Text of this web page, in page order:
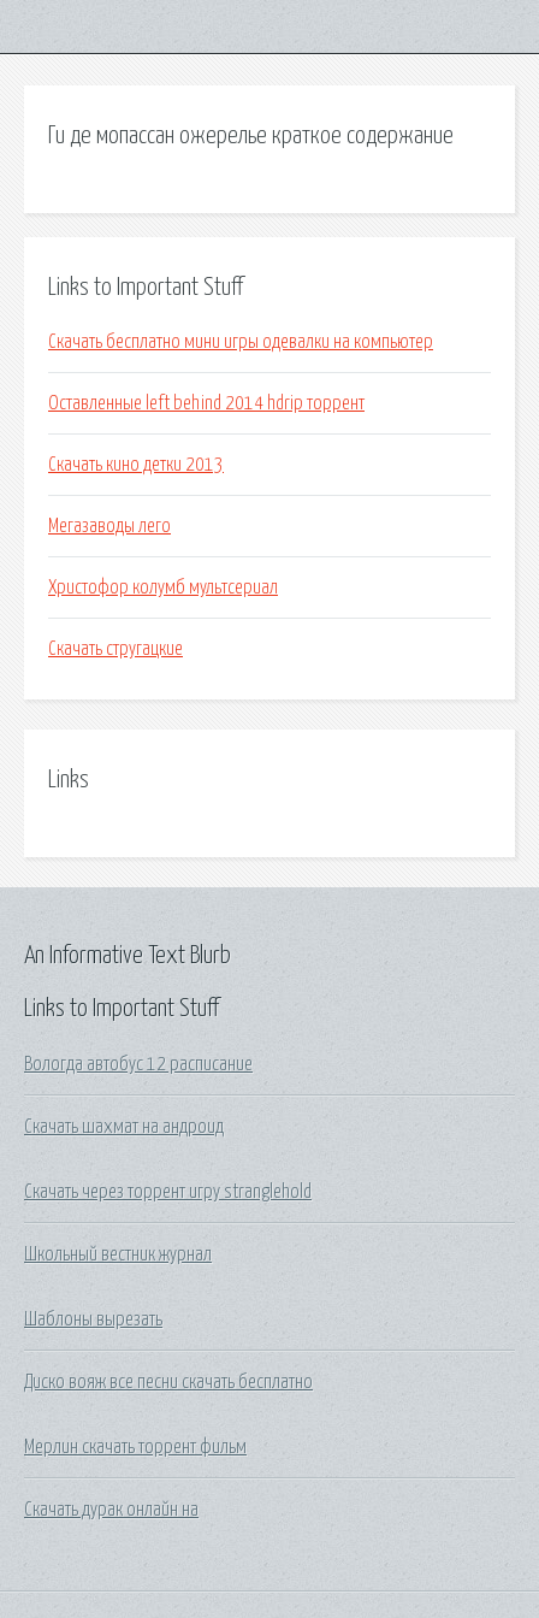
Ги де мопассан ожерелье краткое содержание
Links to Important Stuff
Скачать бесплатно мини игры одевалки на компьютер
Оставленные left behind 2014 hdrip торрент
Скачать кино детки 2013
Мегазаводы лего
Христофор колумб мультсериал
Скачать стругацкие
Links
Links to Important Stuff
Вологда автобус 12 расписание
Скачать шахмат на андроид
Скачать через торрент игру stranglehold
Школьный вестник журнал
Шаблоны вырезать
Диско вояж все песни скачать бесплатно
Мерлин скачать торрент фильм
Скачать дурак онлайн на
An Informative Text Blurb